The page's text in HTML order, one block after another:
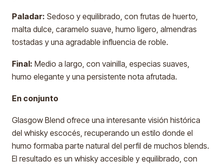
Paladar: Sedoso y equilibrado, con frutas de huerto,
malta dulce, caramelo suave, humo ligero, almendras
tostadas y una agradable influencia de roble.
Final: Medio a largo, con vainilla, especias suaves,
humo elegante y una persistente nota afrutada.
En conjunto
Glasgow Blend ofrece una interesante visión histórica
del whisky escocés, recuperando un estilo donde el
humo formaba parte natural del perfil de muchos blends.
El resultado es un whisky accesible y equilibrado, con